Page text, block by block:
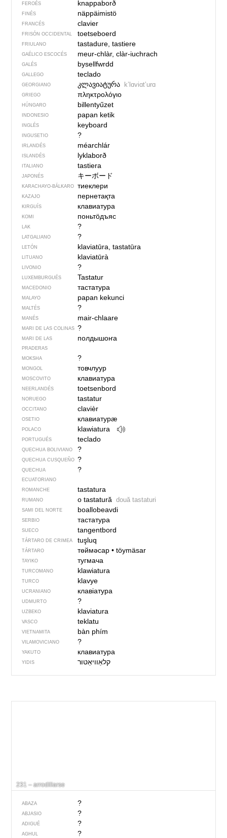
FEROÉS knappaborð
FINÉS näppäimistö
FRANCÉS clavier
FRISÓN OCCIDENTAL toetseboerd
FRIULANO tastadure, tastiere
GAÉLICO ESCOCÉS meur-chlàr, clàr-iuchrach
GALÉS bysellfwrdd
GALLEGO teclado
GEORGIANO კლავიატურა kʼlɑviɑtʼurɑ
GRIEGO πληκτρολόγιο
HÚNGARO billentyűzet
INDONESIO papan ketik
INGLÉS keyboard
INGUSETIO ?
IRLANDÉS méarchlár
ISLANDÉS lyklaborð
ITALIANO tastiera
JAPONÉS キーボード
KARACHAYO-BÁLKARO тиеклери
KAZAJO пернетақта
KIRGUÍS клавиатура
KOMI поньтӧдъяс
LAK ?
LATGALIANO ?
LETÓN klaviatūra, tastatūra
LITUANO klaviatūrà
LIVONIO ?
LUXEMBURGUÉS Tastatur
MACEDONIO тастатура
MALAYO papan kekunci
MALTÉS ?
MANÉS mair-chlaare
MARI DE LAS COLINAS ?
MARI DE LAS
PRADERAS
полдышоҥа
MOKSHA ?
MONGOL товчлуур
MOSCOVITO клавиатура
NEERLANDÉS toetsenbord
NORUEGO tastatur
OCCITANO clavièr
OSETIO клавиатурӕ
POLACO klawiatura
PORTUGUÉS teclado
QUECHUA BOLIVIANO ?
QUECHUA CUSQUEÑO ?
QUECHUA
ECUATORIANO
?
ROMANCHE tastatura
RUMANO o tastatură două tastaturi
SAMI DEL NORTE boallobeavdi
SERBIO тастатура
SUECO tangentbord
TÁRTARO DE CRIMEA tuşluq
TÁRTARO төймәсар• töymäsar
TAYIKO тугмача
TURCOMANO klawiatura
TURCO klavye
UCRANIANO клавіатура
UDMURTO ?
UZBEKO klaviatura
VASCO teklatu
VIETNAMITA bàn phím
VILAMOVICIANO ?
YAKUTO клавиатура
YIDIS
231 – arrodillarse
ABAZA ?
ABJASIO ?
ADIGUÉ ?
AGHUL ?